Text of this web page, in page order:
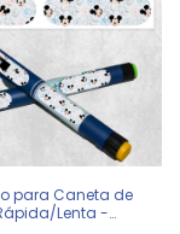
para Caneta de
Lenta -